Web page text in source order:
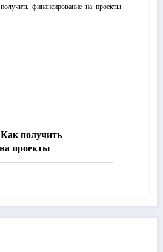
получить
проекты